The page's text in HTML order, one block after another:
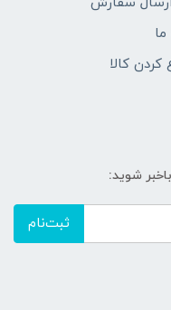
ما
کردن کالا
شوید:
ثبت‌نام